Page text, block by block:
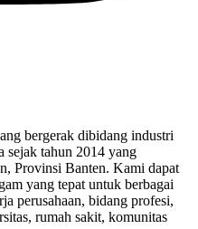
bergerak dibidang industri
sejak tahun 2014 yang
Provinsi Banten. Kami dapat
yang tepat untuk berbagai
perusahaan, bidang profesi,
rumah sakit, komunitas